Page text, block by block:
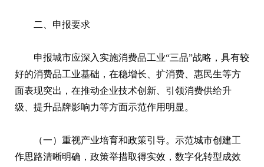
二、申报要求
申报城市应深入实施消费品工业“三品”战略，具有较
好的消费品工业基础，在稳增长、扩消费、惠民生等方
面表现突出，在推动企业技术创新、引领消费供给升
级、提升品牌影响力等方面示范作用明显。
（一）重视产业培育和政策引导。示范城市创建工
作思路清晰明确，政策举措取得实效，数字化转型成效